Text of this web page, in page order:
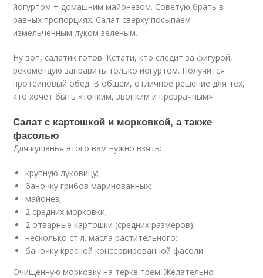
йогуртом + домашним майонезом. Советую брать в
равных пропорциях. Салат сверху посыпаем
измельченным луком зеленым.
Ну вот, салатик готов. Кстати, кто следит за фигурой,
рекомендую заправить только йогуртом. Получится
протеиновый обед. В общем, отличное решение для тех,
кто хочет быть «тонким, звонким и прозрачным»
Салат с картошкой и морковкой, а также
фасолью
Для кушанья этого вам нужно взять:
крупную луковицу;
баночку грибов маринованных;
майонез;
2 средних морковки;
2 отварные картошки (средних размеров);
несколько ст.л. масла растительного;
баночку красной консервированной фасоли.
Очищенную морковку на терке трем. Желательно